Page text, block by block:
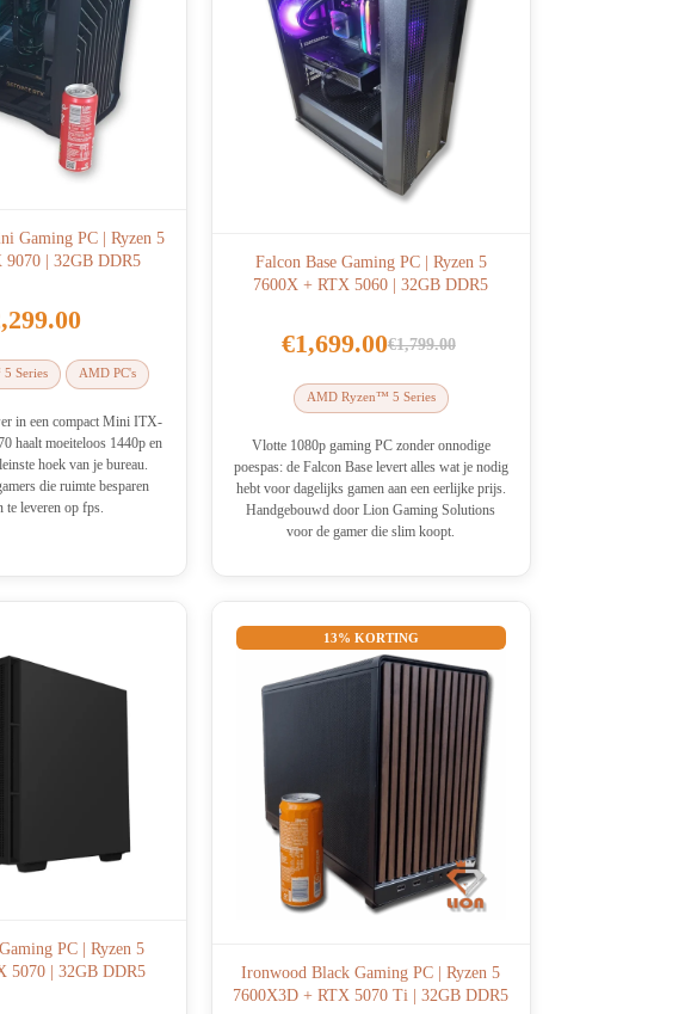
Gaming PC | Ryzen 5
9070 | 32GB DDR5
Series AMD PC's
in een compact Mini ITX-
haalt moeiteloos 1440p en
hoek van je bureau.
die ruimte besparen
te leveren op fps.
Falcon Base Gaming PC | Ryzen 5
7600X + RTX 5060 | 32GB DDR5
€1,799.00
Oorspronkelijke
prijs
was:
€1,799.00.
€1,699.00Huidige
prijs
is:
€1,699.00.
AMD Ryzen™ 5 Series
Vlotte 1080p gaming PC zonder onnodige
poespas: de Falcon Base levert alles wat je nodig
hebt voor dagelijks gamen aan een eerlijke prijs.
Handgebouwd door Lion Gaming Solutions
voor de gamer die slim koopt.
PC | Ryzen 5
5070 | 32GB DDR5
13% KORTING
Ironwood Black Gaming PC | Ryzen 5
7600X3D + RTX 5070 Ti | 32GB DDR5